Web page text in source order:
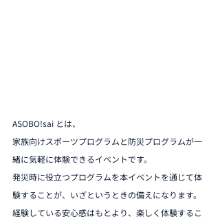
ASOBO!sai とは、
家族向けスポーツプログラムと防災プログラムが一
緒に気軽に体験できるイベントです。
発災時に役立つプログラムを本イベントを通じて体
験することが、いざというときの備えになります。
経験している安心感はもとより、楽しく体験するこ